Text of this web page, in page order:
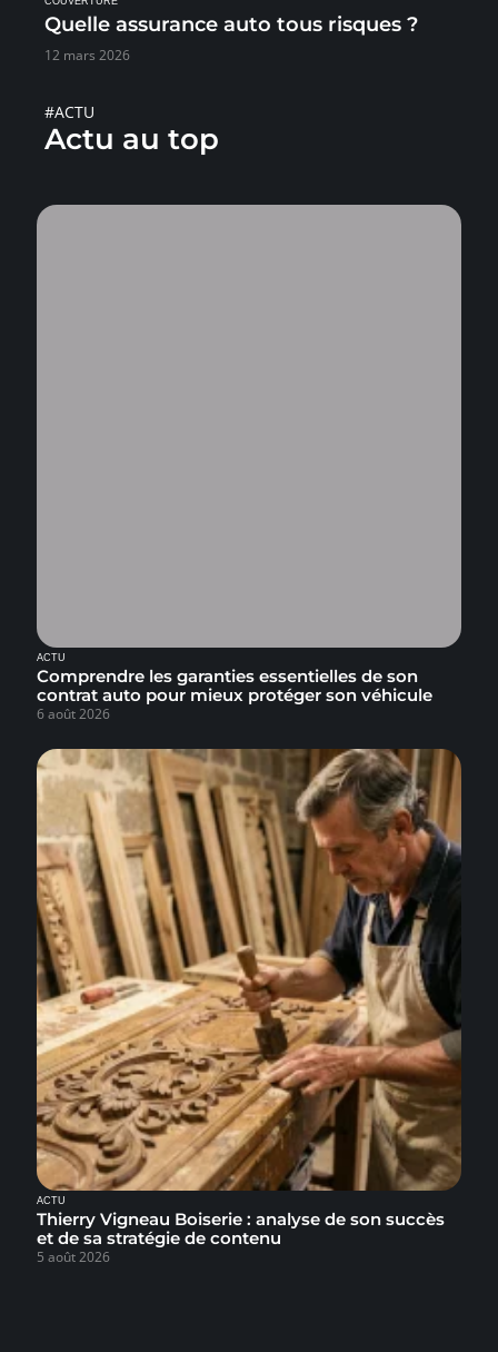
Quelle assurance auto tous risques ?
12 mars 2026
#ACTU
Actu au top
ACTU
Comprendre les garanties essentielles de son
contrat auto pour mieux protéger son véhicule
6 août 2026
ACTU
Thierry Vigneau Boiserie : analyse de son succès
et de sa stratégie de contenu
5 août 2026